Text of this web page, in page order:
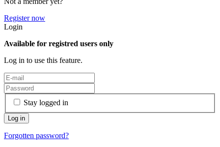
Register now
Login
Available for registred users only
Log in to use this feature.
Stay logged in
Forgotten password?